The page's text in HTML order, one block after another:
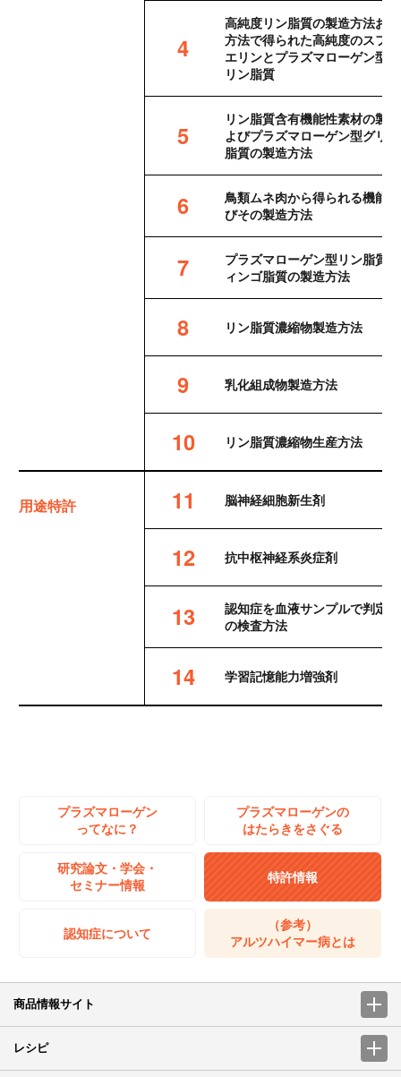
4
高純度リン脂質の製造方法お
方法で得られた高純度のスフ
エリンとプラズマローゲン型
リン脂質
5
リン脂質含有機能性素材の製
よびプラズマローゲン型グリ
脂質の製造方法
6
鳥類ムネ肉から得られる機能
びその製造方法
7
プラズマローゲン型リン脂質
ィンゴ脂質の製造方法
8 リン脂質濃縮物製造方法
9 乳化組成物製造方法
10 リン脂質濃縮物生産方法
用途特許 11 脳神経細胞新生剤
12 抗中枢神経系炎症剤
13
認知症を血液サンプルで判定
の検査方法
14 学習記憶能力増強剤
プラズマローゲン
ってなに？
プラズマローゲンの
はたらきをさぐる
研究論文・学会・
セミナー情報
特許情報
認知症について
（参考）
アルツハイマー病とは
商品情報サイト
レシピ